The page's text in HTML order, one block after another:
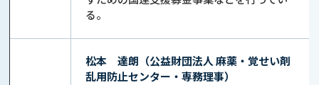
る。
松本 達朗（公益財団法人 麻薬・覚せい剤
乱用防止センター・専務理事）